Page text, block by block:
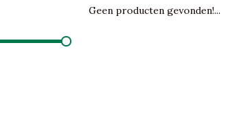
Geen producten gevonden!...